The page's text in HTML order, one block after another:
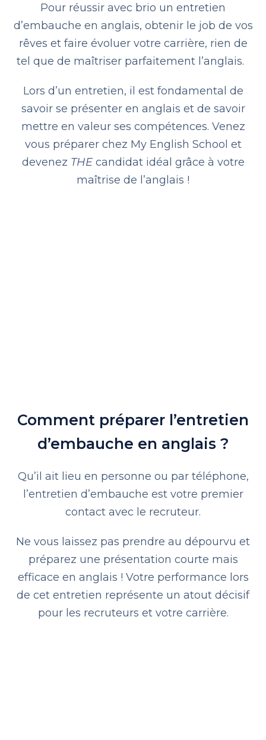
Pour réussir avec brio un entretien
d’embauche en anglais, obtenir le job de vos
rêves et faire évoluer votre carrière, rien de
tel que de maîtriser parfaitement l’anglais.
Lors d’un entretien, il est fondamental de
savoir se présenter en anglais et de savoir
mettre en valeur ses compétences. Venez
vous préparer chez My English School et
devenez THEcandidat idéal grâce à votre
maîtrise de l’anglais !
Comment préparer l’entretien
d’embauche en anglais ?
Qu’il ait lieu en personne ou par téléphone,
l’entretien d’embauche est votre premier
contact avec le recruteur.
Ne vous laissez pas prendre au dépourvu et
préparez une présentation courte mais
efficace en anglais ! Votre performance lors
de cet entretien représente un atout décisif
pour les recruteurs et votre carrière.